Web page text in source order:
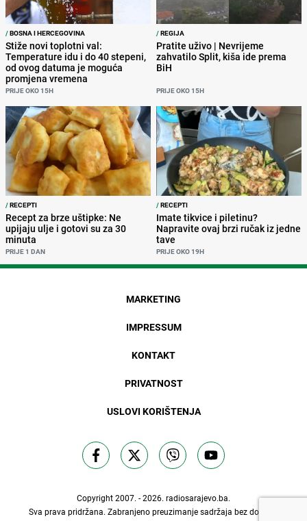
/BOSNA I HERCEGOVINA
Stiže novi toplotni val:
Temperature idu i do 40 stepeni,
od ovog datuma je moguća
promjena vremena
PRIJE OKO 15H
/REGIJA
Pratite uživo | Nevrijeme
zahvatilo Split, kiša ide prema
BiH
PRIJE OKO 15H
/RECEPTI
Recept za brze uštipke: Ne
upijaju ulje i gotovi su za 30
minuta
PRIJE 1 DAN
/RECEPTI
Imate tikvice i piletinu?
Napravite ovaj brzi ručak iz jedne
tave
PRIJE OKO 19H
MARKETING
IMPRESSUM
KONTAKT
PRIVATNOST
USLOVI KORIŠTENJA
Copyright 2007. - 2026. radiosarajevo.ba.
Sva prava pridržana. Zabranjeno preuzimanje sadržaja bez dozvole